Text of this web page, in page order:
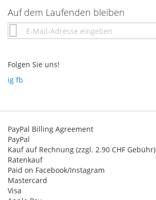
Auf dem Laufenden bleiben
Annmeldung
zum
Folgen Sie uns!
ig fb
PayPal Billing Agreement
PayPal
Kauf auf Rechnung (zzgl. 2.90 CHF Gebühr)
Ratenkauf
Paid on Facebook/Instagram
Mastercard
Visa